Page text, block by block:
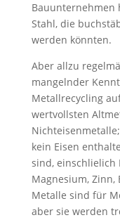
Bauunternehmen
Stahl, die
werden könnten.
Aber allzu
mangelnder
Metallrecycling
wertvollsten
kein Eisen
sind, einschlielich
Magnesium, Zinn,
Metalle sind für
aber sie werden